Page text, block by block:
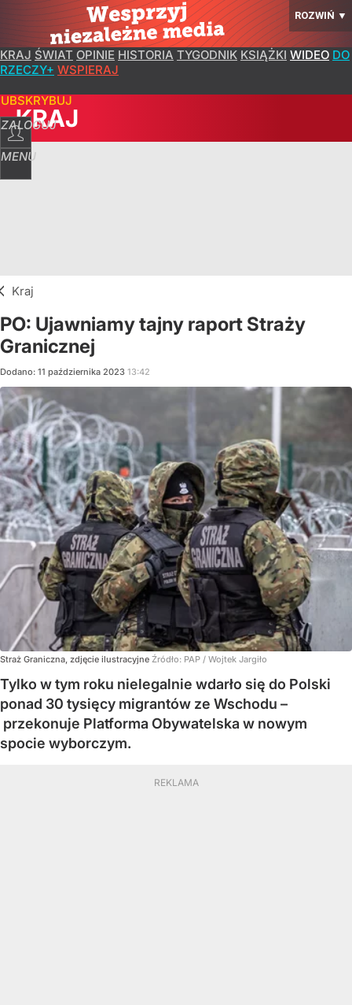
ROZWIŃ ▼
KRAJ ŚWIAT OPINIE HISTORIA TYGODNIK KSIĄŻKI WIDEO DO
RZECZY+ WSPIERAJ
ZALOGUJ
MENU
KRAJ
Kraj
PO: Ujawniamy tajny raport Straży
Granicznej
Dodano: 11 października 2023 13:42
Straż Graniczna, zdjęcie ilustracyjne Źródło: PAP / Wojtek Jargiło
Tylko w tym roku nielegalnie wdarło się do Polski
ponad 30 tysięcy migrantów ze Wschodu –
przekonuje Platforma Obywatelska w nowym
spocie wyborczym.